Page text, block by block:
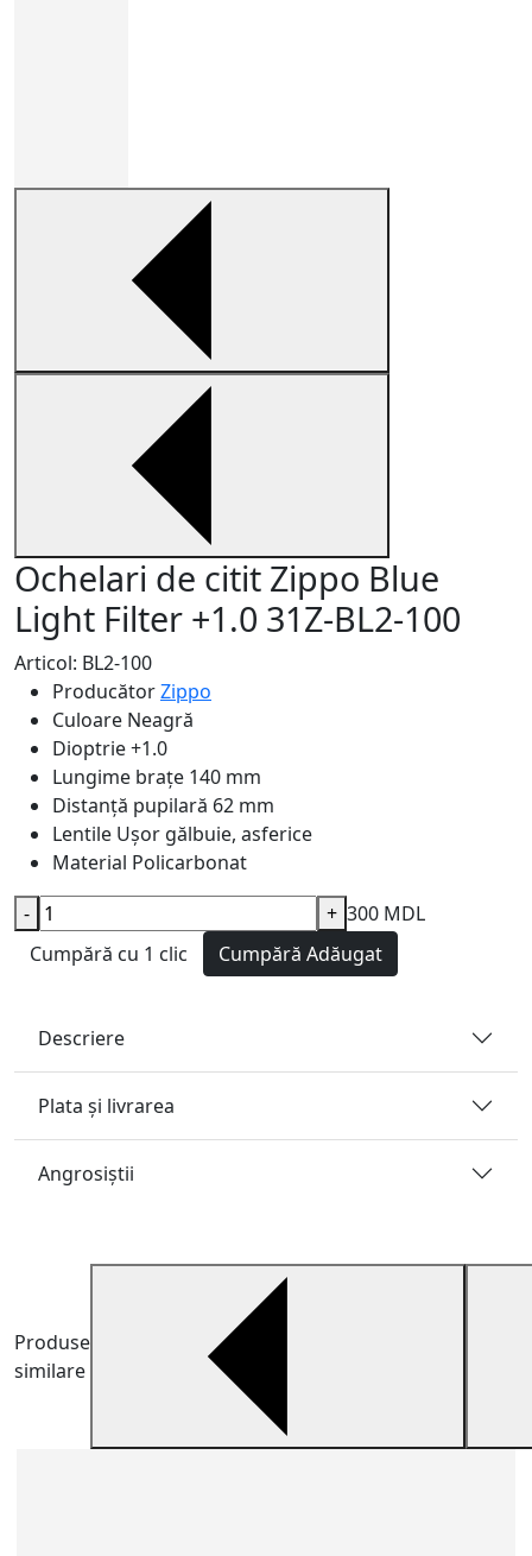
Ochelari de citit Zippo Blue
Light Filter +1.0 31Z-BL2-100
Articol: BL2-100
ProducătorZippo
Culoare Neagră
Dioptrie+1.0
Lungime brațe 140 mm
Distanță pupilară 62 mm
Lentile Ușor gălbuie, asferice
Material Policarbonat
300 MDL
-
+
Cumpără cu 1 clic
Cumpără Adăugat
Descriere
Plata și livrarea
Angrosiştii
Produse
similare